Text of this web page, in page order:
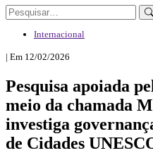
Internacional
| Em 12/02/2026
Pesquisa apoiada
meio da chamada
investiga
de Cidades